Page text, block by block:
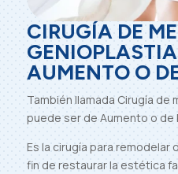
CIRUGÍA DE
AUMENTO O
También llamada Cirugía de
puede ser de Aumento o de
Es la cirugía para remodelar
fin de restaurar la estética